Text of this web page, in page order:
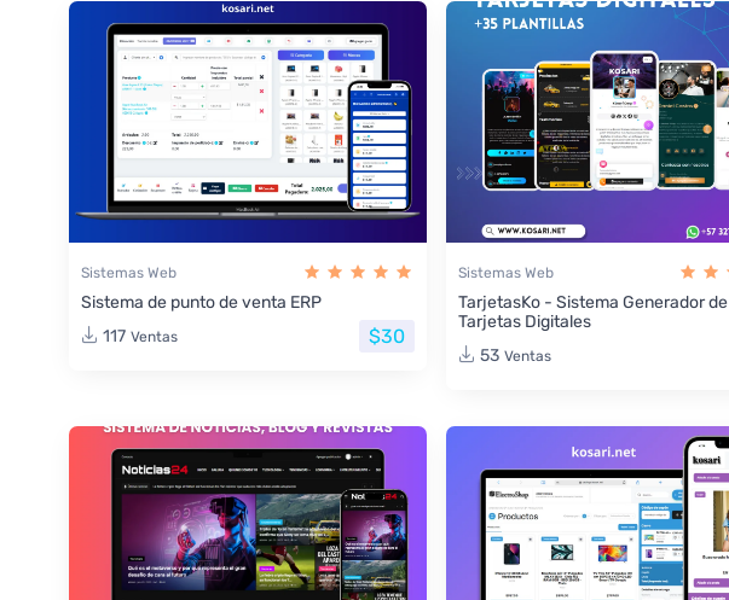
Sistemas Web
Sistema de punto de venta ERP
117 Ventas $30
Sistemas Web
TarjetasKo - Sistema Generador de
Tarjetas Digitales
53 Ventas